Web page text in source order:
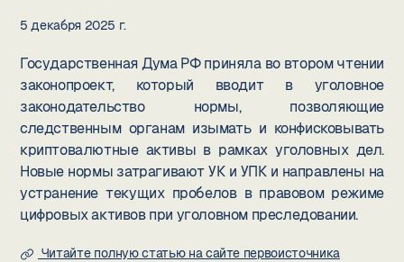
5 декабря 2025 г.
Государственная Дума РФ приняла во втором чтении
законопроект, который вводит в уголовное
законодательство нормы, позволяющие
следственным органам изымать и конфисковывать
криптовалютные активы в рамках уголовных дел.
Новые нормы затрагивают УК и УПК и направлены на
устранение текущих пробелов в правовом режиме
цифровых активов при уголовном преследовании.
Читайте полную статью на сайте первоисточника